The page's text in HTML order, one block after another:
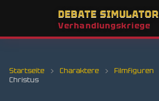
DEBATE SIMULATOR
Verhandlungskriege
Startseite › Charaktere › Filmfiguren
Christus